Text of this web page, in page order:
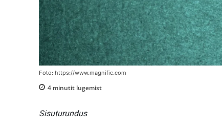
Foto: https://www.magnific.com
4 minutit lugemist
Sisuturundus